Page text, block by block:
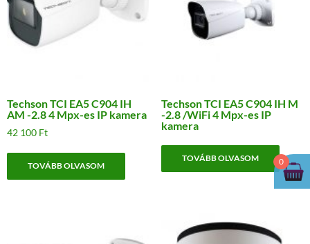
Techson TCI EA5 C904 IH
AM -2.8 4 Mpx-es IP kamera
42 100 Ft
TOVÁBB OLVASOM
Techson TCI EA5 C904 IH M
-2.8 /WiFi 4 Mpx-es IP
kamera
TOVÁBB OLVASOM 0